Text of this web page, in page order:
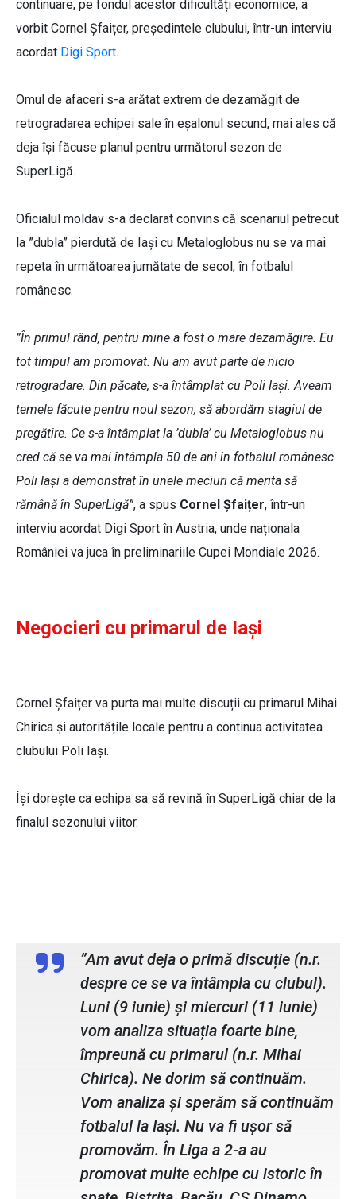
continuare, pe fondul acestor dificultăți economice, a
vorbit Cornel Șfaițer, președintele clubului, într-un interviu
acordat Digi Sport.
Omul de afaceri s-a arătat extrem de dezamăgit de
retrogradarea echipei sale în eșalonul secund, mai ales că
deja își făcuse planul pentru următorul sezon de
SuperLigă.
Oficialul moldav s-a declarat convins că scenariul petrecut
la ”dubla” pierdută de Iași cu Metaloglobus nu se va mai
repeta în următoarea jumătate de secol, în fotbalul
românesc.
”În primul rând, pentru mine a fost o mare dezamăgire. Eu
tot timpul am promovat. Nu am avut parte de nicio
retrogradare. Din păcate, s-a întâmplat cu Poli Iași. Aveam
temele făcute pentru noul sezon, să abordăm stagiul de
pregătire. Ce s-a întâmplat la ’dubla’ cu Metaloglobus nu
cred că se va mai întâmpla 50 de ani în fotbalul românesc.
Poli Iași a demonstrat în unele meciuri că merita să
rămână în SuperLigă”, a spus Cornel Șfaițer, într-un
interviu acordat Digi Sport în Austria, unde naționala
României va juca în preliminariile Cupei Mondiale 2026.
Negocieri cu primarul de Iași
Cornel Șfaițer va purta mai multe discuții cu primarul Mihai
Chirica și autoritățile locale pentru a continua activitatea
clubului Poli Iași.
Își dorește ca echipa sa să revină în SuperLigă chiar de la
finalul sezonului viitor.
”Am avut deja o primă discuție (n.r.
despre ce se va întâmpla cu clubul).
Luni (9 iunie) și miercuri (11 iunie)
vom analiza situația foarte bine,
împreună cu primarul (n.r. Mihai
Chirica). Ne dorim să continuăm.
Vom analiza și sperăm să continuăm
fotbalul la Iași. Nu va fi ușor să
promovăm. În Liga a 2-a au
promovat multe echipe cu istoric în